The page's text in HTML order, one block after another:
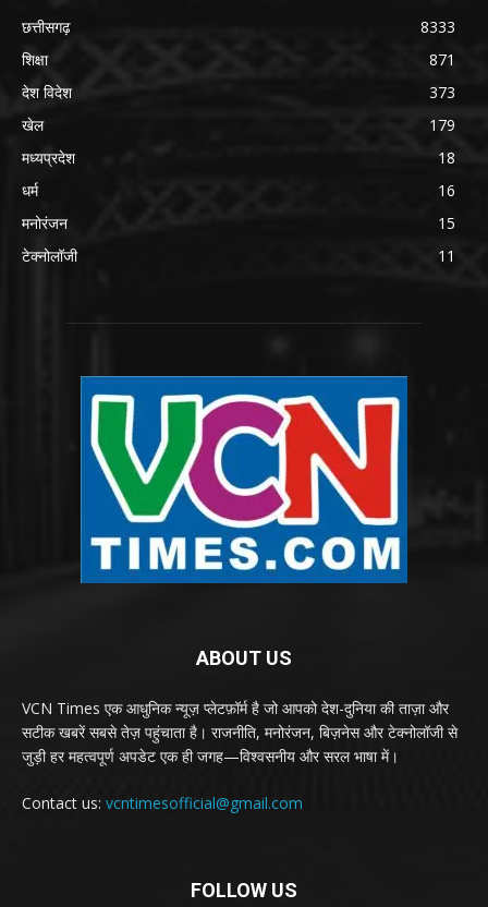
छत्तीसगढ़
8333
शिक्षा
871
देश विदेश
373
खेल
179
मध्यप्रदेश
18
धर्म
16
मनोरंजन
15
टेक्नोलॉजी
11
ABOUT US
VCN Times एक आधुनिक न्यूज़ प्लेटफ़ॉर्म है जो आपको देश-दुनिया की ताज़ा और
सटीक खबरें सबसे तेज़ पहुंचाता है। राजनीति, मनोरंजन, बिज़नेस और टेक्नोलॉजी से
जुड़ी हर महत्वपूर्ण अपडेट एक ही जगह—विश्वसनीय और सरल भाषा में।
Contact us: vcntimesofficial@gmail.com
FOLLOW US